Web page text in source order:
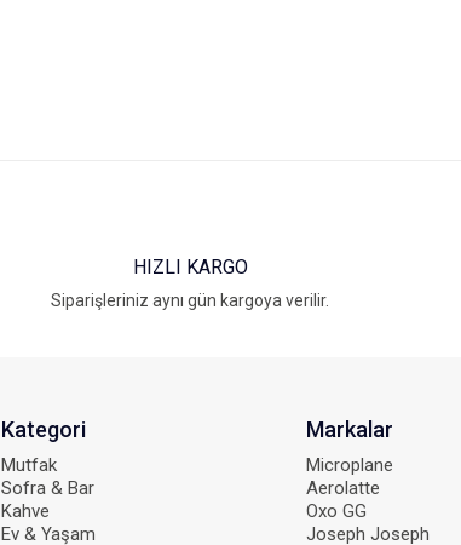
Gönder
HIZLI KARGO
Siparişleriniz aynı gün kargoya verilir.
Kategori
Mutfak
Sofra & Bar
Kahve
Ev & Yaşam
Markalar
Microplane
Aerolatte
Oxo GG
Joseph Joseph